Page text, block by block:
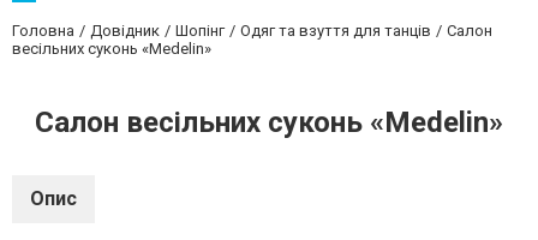
Головна Довідник Шопінг Одяг та взуття для танців
Салон
весільних суконь «Medelin»
Салон весільних суконь «Medelin»
Опис